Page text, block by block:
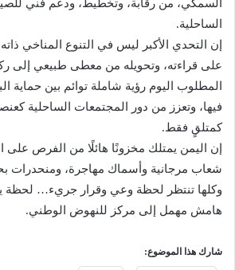
السمكي، من رقابة، وتخطيط، ودعم فني
الساحلية.
إن التحدي الأكبر ليس في التنوع المناخي
على قراءته، وتحويله من معطى طبيعي إلى
المطلوب اليوم رؤية شاملة توائم بين حماية
فيها، وتعزز من دور المجتمعات الساحلية
كمتلقٍ فقط.
إن اليمن يمتلك مخزونًا هائلًا من الفرص على
شعاب مرجانية وأسماك مهاجرة، ومنحدرات
وكلها تنتظر لحظة وعي وقرار جريء… لحظة
هامش مهمل إلى مركز للنهوض الوطني.
شارك هذا الموضوع: